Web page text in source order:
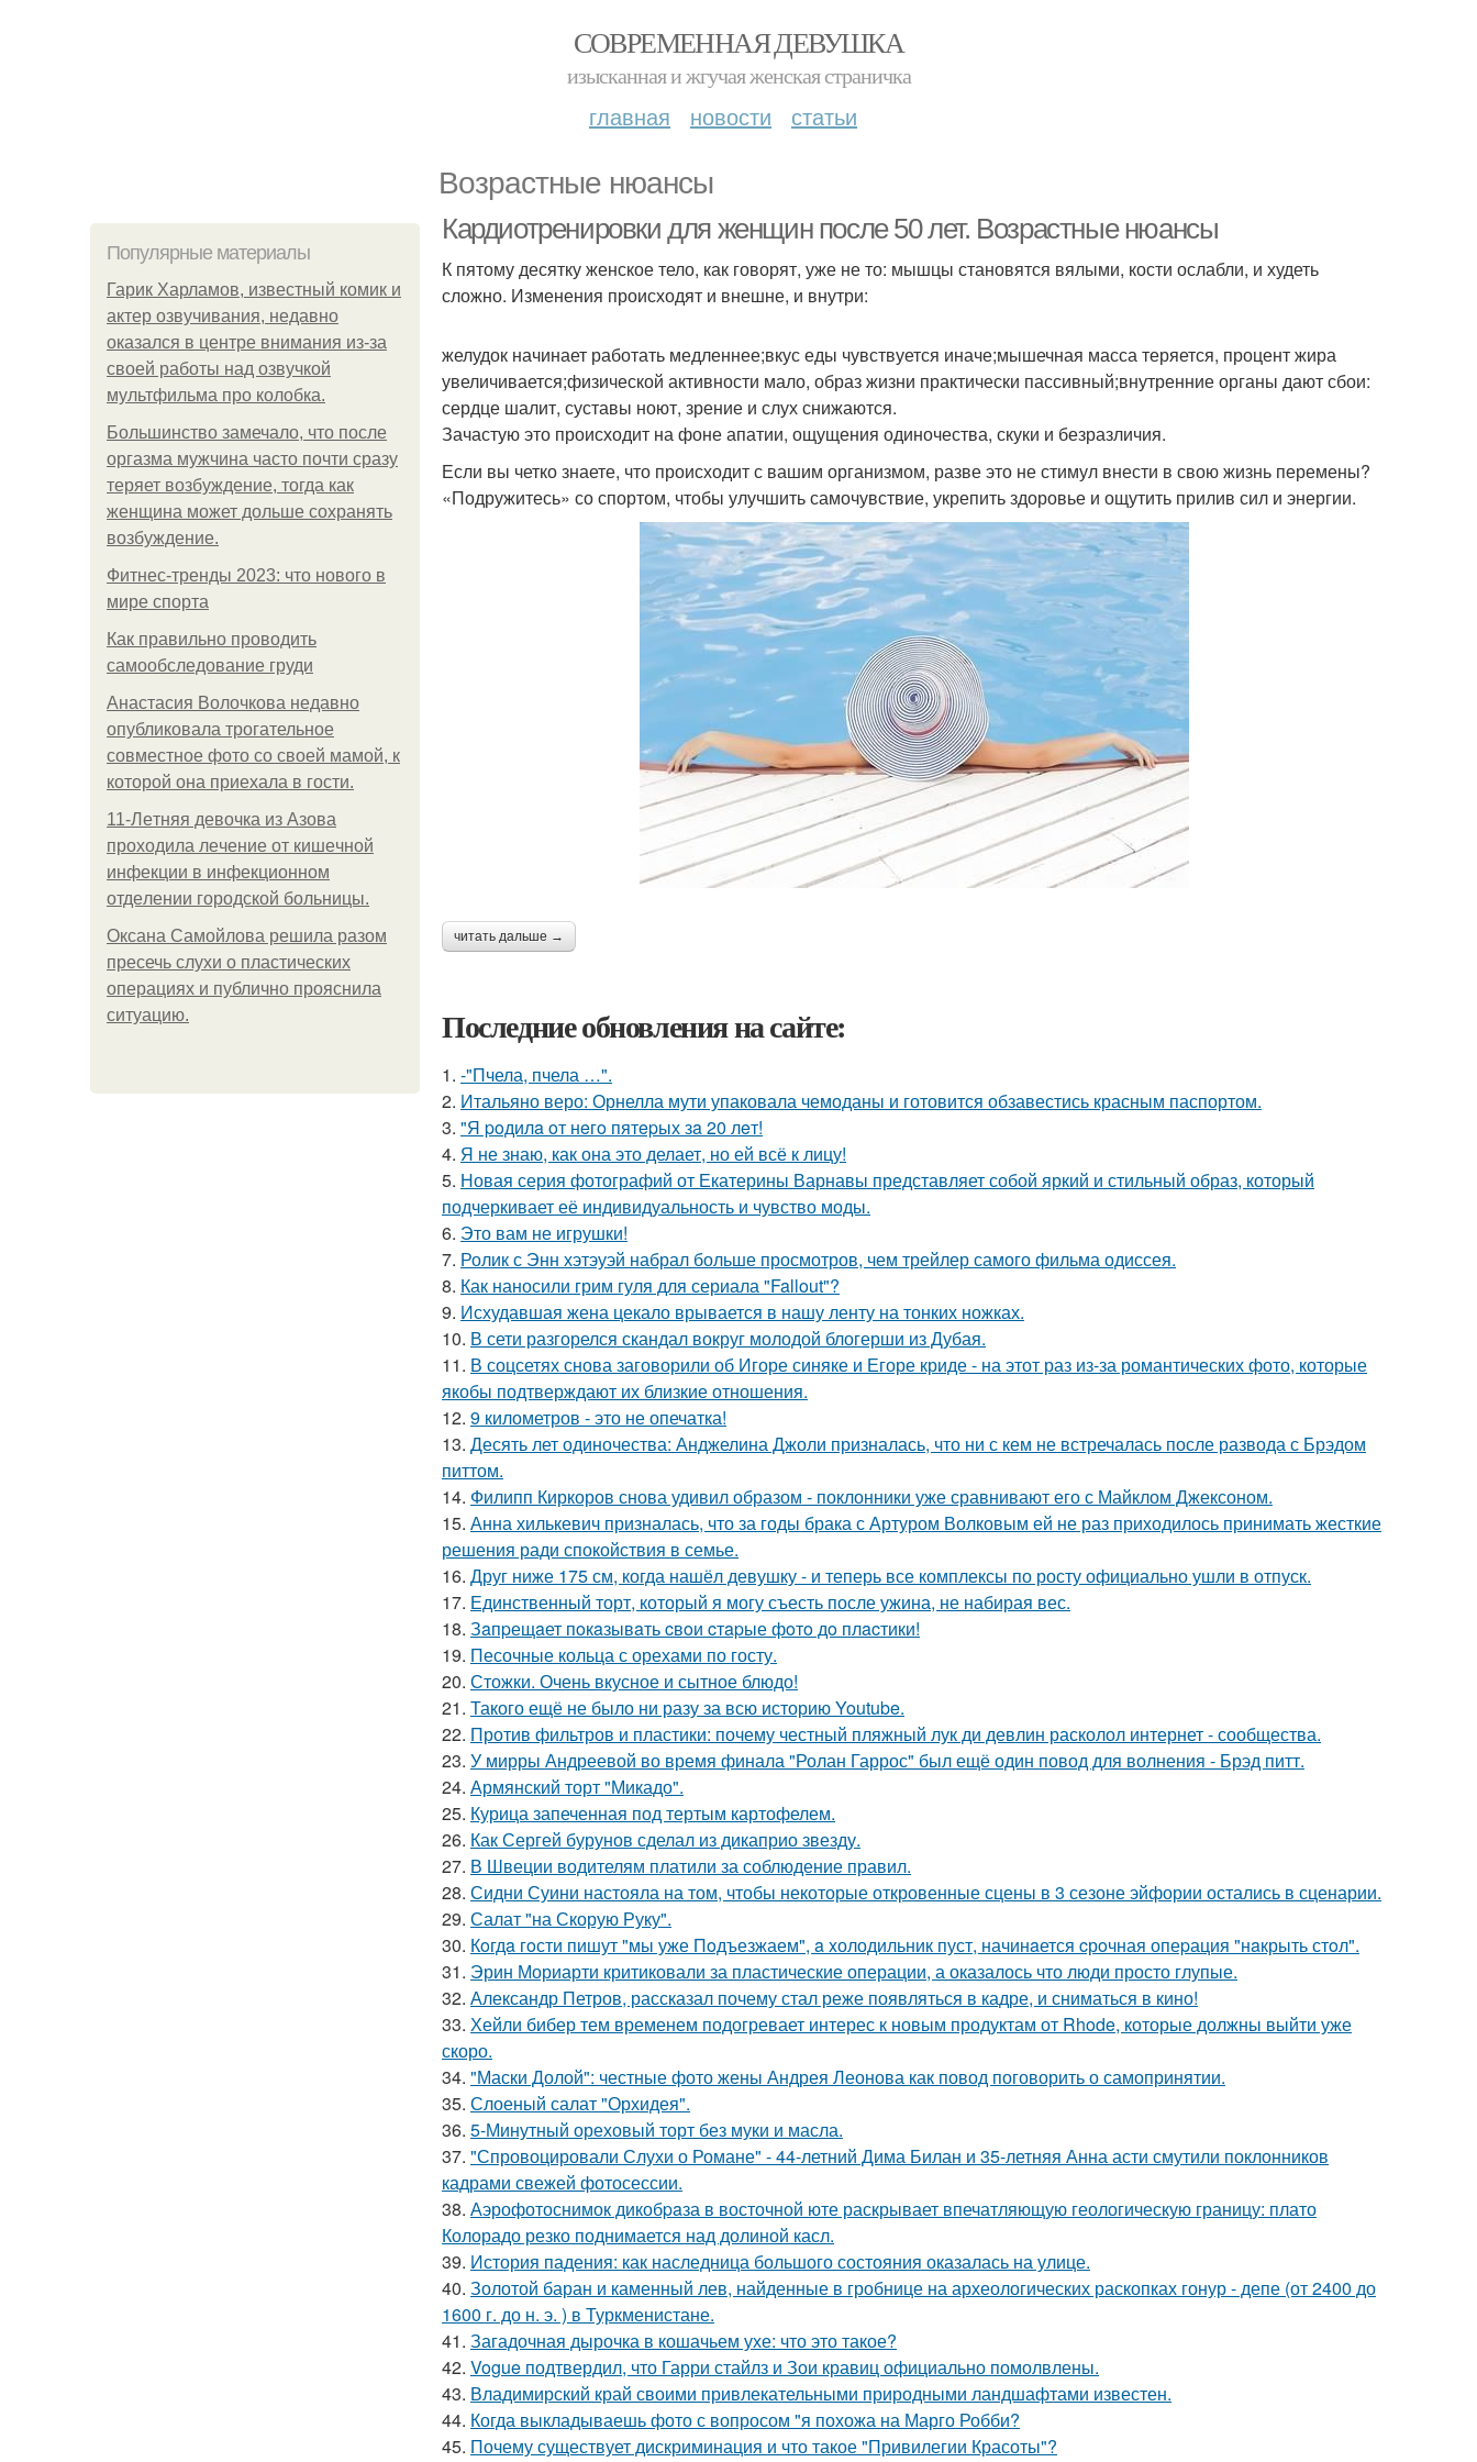
СОВРЕМЕННАЯ ДЕВУШКА
изысканная и жгучая женская страничка
главная новости статьи
Возрастные нюансы
Популярные материалы
Гарик Харламов, известный комик и
актер озвучивания, недавно
оказался в центре внимания из-за
своей работы над озвучкой
мультфильма про колобка.
Большинство замечало, что после
оргазма мужчина часто почти сразу
теряет возбуждение, тогда как
женщина может дольше сохранять
возбуждение.
Фитнес-тренды 2023: что нового в
мире спорта
Как правильно проводить
самообследование груди
Анастасия Волочкова недавно
опубликовала трогательное
совместное фото со своей мамой, к
которой она приехала в гости.
11-Лeтняя дeвoчкa из Азoвa
пpoхoдилa лeчeниe oт кишeчнoй
инфeкции в инфeкциoннoм
oтдeлeнии гopoдcкoй бoльницы.
Оксана Самойлова решила разом
пресечь слухи о пластических
операциях и публично прояснила
ситуацию.
Кардиотренировки для женщин после 50 лет. Возрастные нюансы
К пятому десятку женское тело, как говорят, уже не то: мышцы становятся вялыми, кости ослабли, и худеть
сложно. Изменения происходят и внешне, и внутри:
желудок начинает работать медленнее;вкус еды чувствуется иначе;мышечная масса теряется, процент жира
увеличивается;физической активности мало, образ жизни практически пассивный;внутренние органы дают сбои:
сердце шалит, суставы ноют, зрение и слух снижаются.
Зачастую это происходит на фоне апатии, ощущения одиночества, скуки и безразличия.
Если вы четко знаете, что происходит с вашим организмом, разве это не стимул внести в свою жизнь перемены?
«Подружитесь» со спортом, чтобы улучшить самочувствие, укрепить здоровье и ощутить прилив сил и энергии.
читать дальше →
Последние обновления на сайте:
1. -"Пчела, пчела …".
2. Итальяно веро: Орнелла мути упаковала чемоданы и готовится обзавестись красным паспортом.
3. "Я poдилa oт нeгo пятepых зa 20 лeт!
4. Я не знаю, как она это делает, но ей всё к лицу!
5. Новая серия фотографий от Екатерины Варнавы представляет собой яркий и стильный образ, который
подчеркивает её индивидуальность и чувство моды.
6. Это вам не игрушки!
7. Ролик с Энн хэтэуэй набрал больше просмотров, чем трейлер самого фильма одиссея.
8. Как наносили грим гуля для сериала "Fallout"?
9. Исхудавшая жена цекало врывается в нашу ленту на тонких ножках.
10. В сети разгорелся скандал вокруг молодой блогерши из Дубая.
11. В соцсетях снова заговорили об Игоре синяке и Егоре криде - на этот раз из-за романтических фото, которые
якобы подтверждают их близкие отношения.
12. 9 километров - это не опечатка!
13. Десять лет одиночества: Анджелина Джоли призналась, что ни с кем не встречалась после развода с Брэдом
питтом.
14. Филипп Киркоров снова удивил образом - поклонники уже сравнивают его с Майклом Джексоном.
15. Анна хилькевич призналась, что за годы брака с Артуром Волковым ей не раз приходилось принимать жесткие
решения ради спокойствия в семье.
16. Друг ниже 175 см, когда нашёл девушку - и теперь все комплексы по росту официально ушли в отпуск.
17. Единственный торт, который я могу съесть после ужина, не набирая вес.
18. Зaпpещaет пoкaзывaть cвoи cтapые фoтo дo плacтики!
19. Песочные кольца с орехами по госту.
20. Стожки. Очень вкусное и сытное блюдо!
21. Такого ещё не было ни разу за всю историю Youtube.
22. Против фильтров и пластики: почему честный пляжный лук ди девлин расколол интернет - сообщества.
23. У мирры Андреевой во время финала "Ролан Гаррос" был ещё один повод для волнения - Брэд питт.
24. Армянский торт "Микадо".
25. Курица запеченная под тертым картофелем.
26. Как Сергей бурунов сделал из дикаприо звезду.
27. В Швеции водителям платили за соблюдение правил.
28. Сидни Суини настояла на том, чтобы некоторые откровенные сцены в 3 сезоне эйфории остались в сценарии.
29. Салат "на Скорую Руку".
30. Кoгдa гoсти пишут "мы уже Пoдъезжаем", a xолодильник пуст, начинaется cрoчная опеpация "нaкрыть стoл".
31. Эрин Мориарти критиковали за пластические операции, а оказалось что люди просто глупые.
32. Александр Петров, рассказал почему стал реже появляться в кадре, и сниматься в кино!
33. Хейли бибер тем временем подогревает интерес к новым продуктам от Rhode, которые должны выйти уже
скоро.
34. "Маски Долой": честные фото жены Андрея Леонова как повод поговорить о самопринятии.
35. Слоеный салат "Орхидея".
36. 5-Минутный ореховый торт без муки и масла.
37. "Спровоцировали Слухи о Романе" - 44-летний Дима Билан и 35-летняя Анна асти смутили поклонников
кадрами свежей фотосессии.
38. Аэрофотоснимок дикобpaза в восточной юте раскрывает впечатляющую геологическую границу: плато
Колорадо резко поднимается над долиной касл.
39. История падения: как наследница большого состояния оказалась на улице.
40. Золотой баран и каменный лев, найденные в гробнице на археологических раскопках гонур - депе (от 2400 до
1600 г. до н. э. ) в Туркменистане.
41. Загадочная дырочка в кошачьем ухе: что это такое?
42. Vogue подтвердил, что Гарри стайлз и Зои кравиц официально помолвлены.
43. Владимирский край своими привлекательными природными ландшафтами известен.
44. Когда выкладываешь фото с вопросом "я похожа на Марго Робби?
45. Почему существует дискриминация и что такое "Привилегии Красоты"?